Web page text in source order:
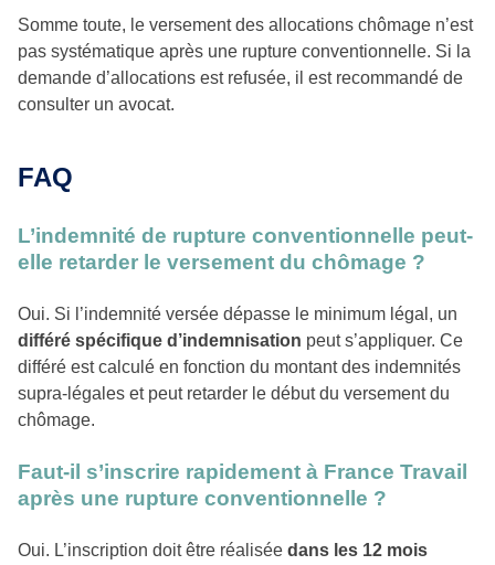
Somme toute, le versement des allocations chômage n’est
pas systématique après une rupture conventionnelle. Si la
demande d’allocations est refusée, il est recommandé de
consulter un avocat.
FAQ
L’indemnité de rupture conventionnelle peut-
elle retarder le versement du chômage ?
Oui. Si l’indemnité versée dépasse le minimum légal, un
différé spécifique d’indemnisation peut s’appliquer. Ce
différé est calculé en fonction du montant des indemnités
supra-légales et peut retarder le début du versement du
chômage.
Faut-il s’inscrire rapidement à France Travail
après une rupture conventionnelle ?
Oui. L’inscription doit être réalisée dans les 12 mois